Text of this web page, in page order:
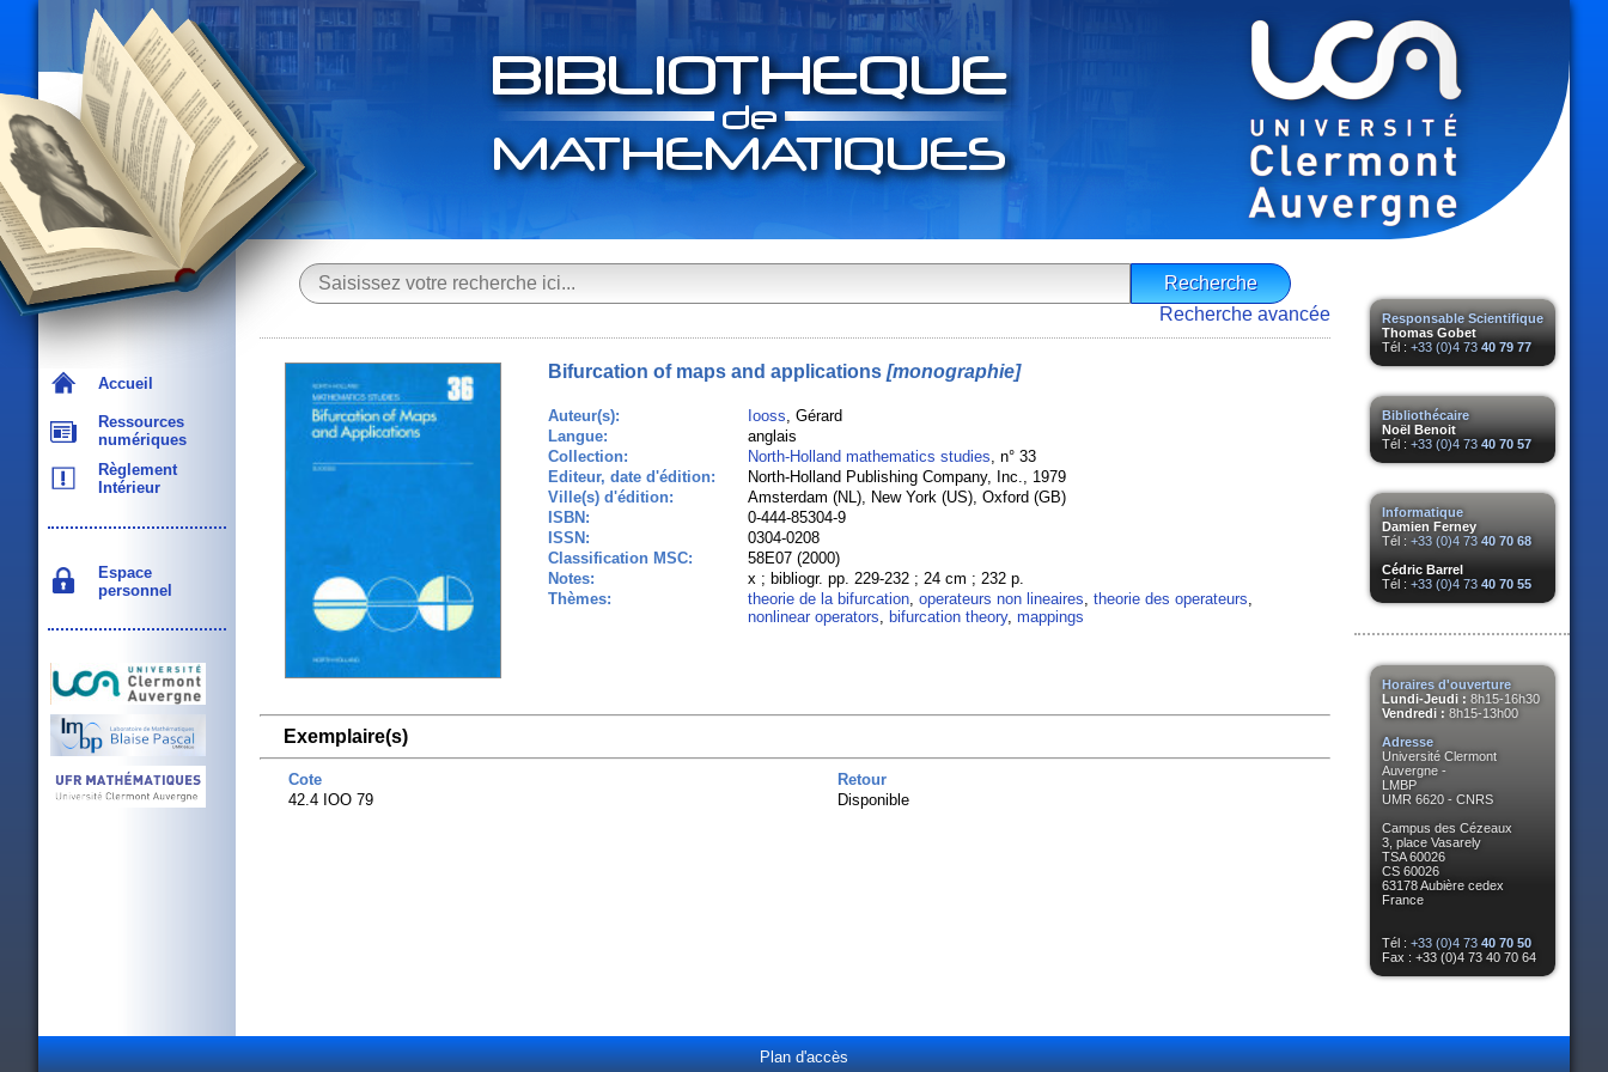
Accueil
Ressources
numériques
Règlement
Intérieur
Espace
personnel
Responsable Scientifique
Thomas Gobet
Tél : +33 (0)4 73 40 79 77
Bibliothécaire
Noël Benoit
Tél : +33 (0)4 73 40 70 57
Informatique
Damien Ferney
Tél : +33 (0)4 73 40 70 68
Cédric Barrel
Tél : +33 (0)4 73 40 70 55
Horaires d'ouverture
Lundi-Jeudi : 8h15-16h30
Vendredi : 8h15-13h00
Adresse
Université Clermont
Auvergne -
LMBP
UMR 6620 - CNRS
Campus des Cézeaux
3, place Vasarely
TSA 60026
CS 60026
63178 Aubière cedex
France
Tél : +33 (0)4 73 40 70 50
Fax : +33 (0)4 73 40 70 64
Recherche avancée
Bifurcation of maps and applications[monographie]
Auteur(s): Iooss, Gérard
Langue:
anglais
Collection:
North-Holland mathematics studies, n° 33
Editeur, date d'édition:
North-Holland Publishing Company, Inc., 1979
Ville(s) d'édition:
Amsterdam (NL), New York (US), Oxford (GB)
ISBN:
0-444-85304-9
ISSN:
0304-0208
Classification MSC:
58E07 (2000)
Notes:
x ; bibliogr. pp. 229-232 ; 24 cm ; 232 p.
Thèmes:
theorie de la bifurcation, operateurs non lineaires, theorie des operateurs,
nonlinear operators, bifurcation theory, mappings
Exemplaire(s)
Cote
Retour
42.4 IOO 79
Disponible
Plan d'accès